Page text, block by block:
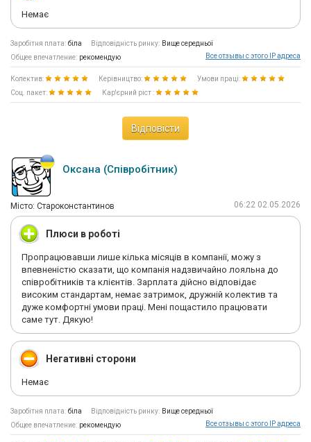
Немає
Заробітня плата: біла Відповідність ринку: Вище середньої
Общее впечатление: рекомендую Все отзывы с этого IP адреса
Колектив: Керівництво:
Умови праці:
Соц. пакет:
Кар'єрний ріст :
Відповісти
Оксана (Співробітник)
Мiсто: Староконстантинов 06:22 02.05.2026
Плюси в роботі
Пропрацювавши лише кілька місяців в компанії, можу з
впевненістю сказати, що компанія надзвичайно лояльна до
співробітників та клієнтів. Зарплата дійсно відповідає
високим стандартам, немає затримок, дружній колектив та
дуже комфортні умови праці. Мені пощастило працювати
саме тут. Дякую!
Негативні сторони
Немає
Заробітня плата: біла Відповідність ринку: Вище середньої
Общее впечатление: рекомендую Все отзывы с этого IP адреса